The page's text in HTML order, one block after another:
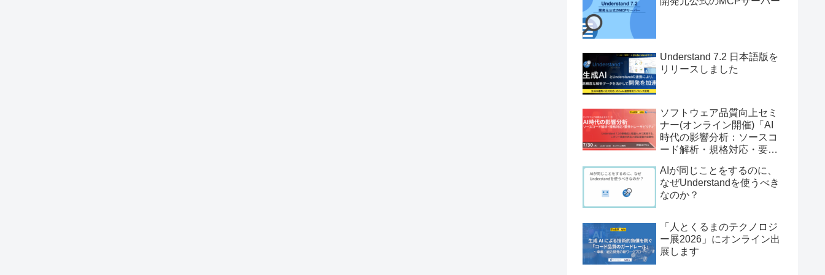
Understand 7.2 日本語版を
リリースしました
ソフトウェア品質向上セミ
ナー(オンライン開催)「AI
時代の影響分析：ソースコ
ード解析・規格対応・要件
AIが同じことをするのに、
なぜUnderstandを使うべき
なのか？
「人とくるまのテクノロジ
ー展2026」にオンライン出
展します